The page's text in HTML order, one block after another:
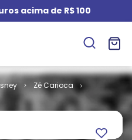
acima de R$ 100
Zé Carioca